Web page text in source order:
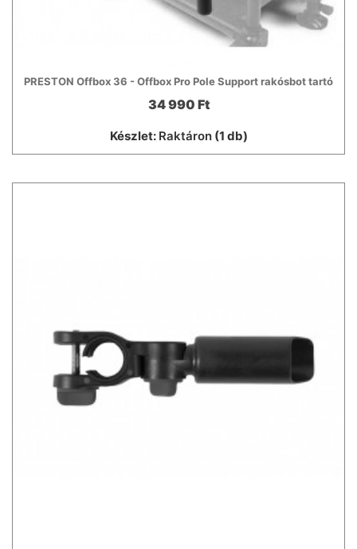
PRESTON Offbox 36 - Offbox Pro Pole Support rakósbot tartó
34 990 Ft
Készlet: Raktáron(1 db)